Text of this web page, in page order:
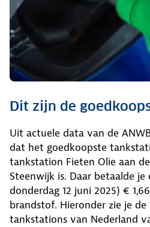
Dit zijn de
Uit actuele data van de
dat het goedkoopste
tankstation Fieten Olie aan
Steenwijk is. Daar betaalde
donderdag 12 juni 2025) €
brandstof. Hieronder zie je de
tankstations van Nederland